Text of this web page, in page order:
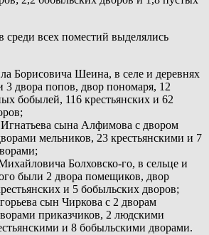
среди всех поместий выделялись
Борисовича Шеина, в селе и деревнях
3 двора попов, двор пономаря, 12
бобылей, 116 крестьянских и 62
сына Алфимова с двором
мельников, 23 крестьянскими и 7
Болховско-го, в сельце и
были 2 двора помещиков, двор
и 5 бобыльских дворов;
сын Чиркова с 2 дворам
приказчиков, 2 людскими
и 8 бобыльскими дворами.